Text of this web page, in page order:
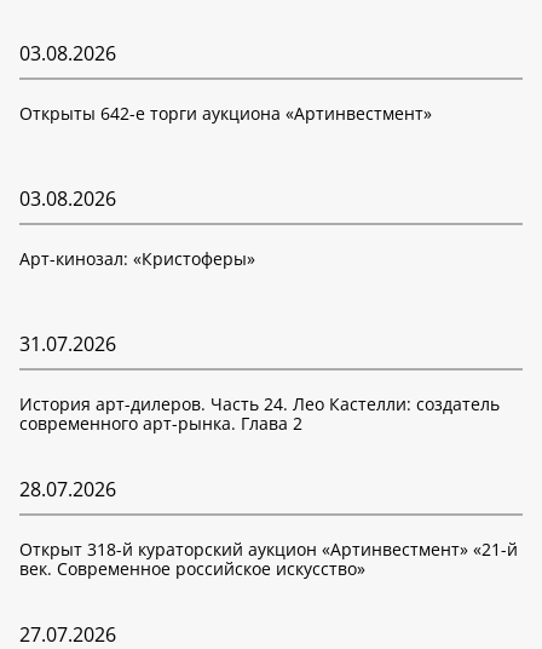
03.08.2026
Открыты 642-е торги аукциона «Артинвестмент»
03.08.2026
Арт-кинозал: «Кристоферы»
31.07.2026
История арт-дилеров. Часть 24. Лео Кастелли: создатель
современного арт-рынка. Глава 2
28.07.2026
Открыт 318-й кураторский аукцион «Артинвестмент» «21-й
век. Современное российское искусство»
27.07.2026